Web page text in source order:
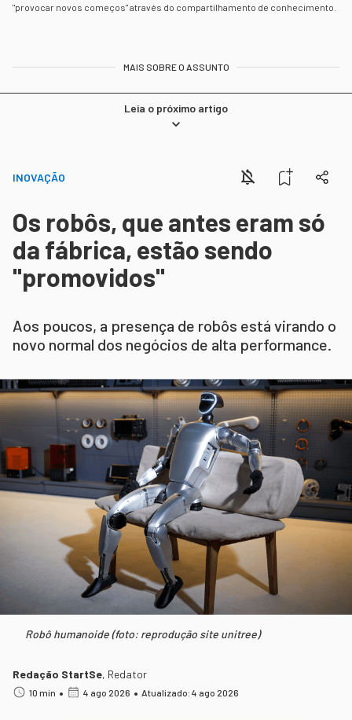
"provocar novos começos" através do compartilhamento de conhecimento.
MAIS SOBRE O ASSUNTO
Leia o próximo artigo
INOVAÇÃO
Os robôs, que antes eram só
da fábrica, estão sendo
"promovidos"
Aos poucos, a presença de robôs está virando o
novo normal dos negócios de alta performance.
Robô humanoide (foto: reprodução site unitree)
Redação StartSe, Redator
10 min • 4 ago 2026 • Atualizado: 4 ago 2026